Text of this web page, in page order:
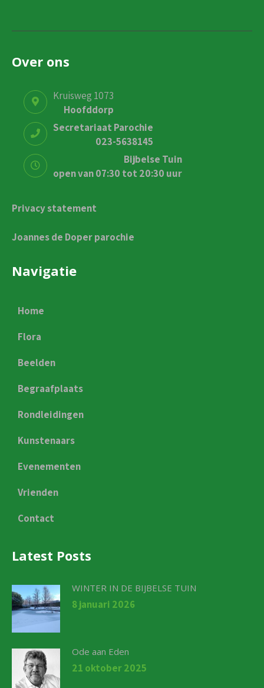
Over ons
Kruisweg 1073
Hoofddorp
Secretariaat Parochie
023-5638145
Bijbelse Tuin
open van 07:30 tot 20:30 uur
Privacy statement
Joannes de Doper parochie
Navigatie
Home
Flora
Beelden
Begraafplaats
Rondleidingen
Kunstenaars
Evenementen
Vrienden
Contact
Latest Posts
WINTER IN DE BIJBELSE TUIN
8 januari 2026
Ode aan Eden
21 oktober 2025